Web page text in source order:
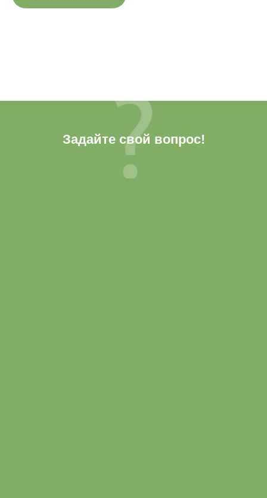
Задайте свой вопрос!